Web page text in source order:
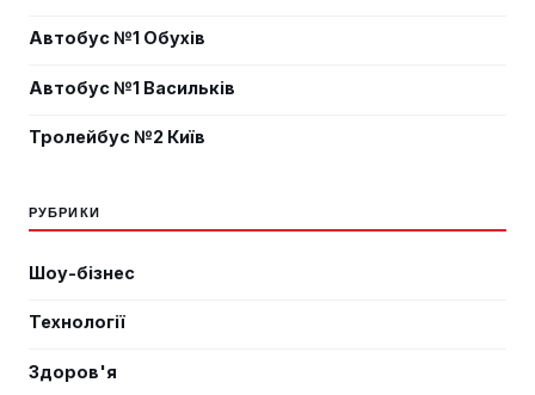
Автобус №1 Обухів
Автобус №1 Васильків
Тролейбус №2 Київ
РУБРИКИ
Шоу-бізнес
Технології
Здоров'я